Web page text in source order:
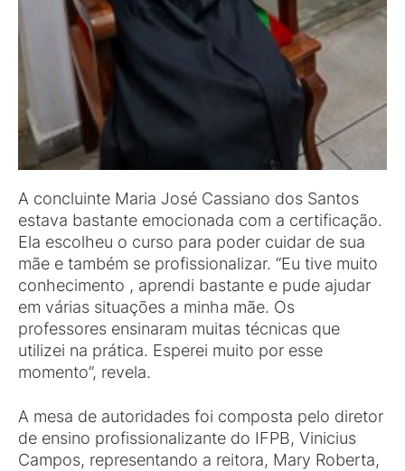
A concluinte Maria José Cassiano dos Santos
estava bastante emocionada com a certificação.
Ela escolheu o curso para poder cuidar de sua
mãe e também se profissionalizar. “Eu tive muito
conhecimento , aprendi bastante e pude ajudar
em várias situações a minha mãe. Os
professores ensinaram muitas técnicas que
utilizei na prática. Esperei muito por esse
momento”, revela.
A mesa de autoridades foi composta pelo diretor
de ensino profissionalizante do IFPB, Vinicius
Campos, representando a reitora, Mary Roberta,